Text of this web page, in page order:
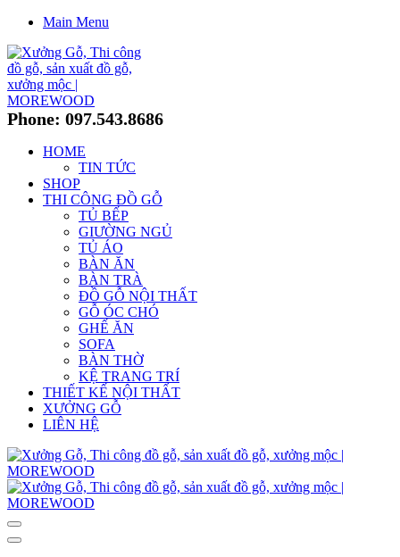
Main Menu
Phone: 097.543.8686
HOME
TIN TỨC
SHOP
THI CÔNG ĐỒ GỖ
TỦ BẾP
GIƯỜNG NGỦ
TỦ ÁO
BÀN ĂN
BÀN TRÀ
ĐỒ GỖ NỘI THẤT
GỖ ÓC CHÓ
GHẾ ĂN
SOFA
BÀN THỜ
KỆ TRANG TRÍ
THIẾT KẾ NỘI THẤT
XƯỞNG GỖ
LIÊN HỆ